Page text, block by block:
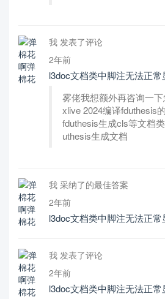
我 发表了评论
2年前
l3doc文档类中脚注无法正常
雾佬我想额外再咨询一
xlive 2024编译fduthesis
fduthesis生成cls等文档
uthesis生成文档
我 采纳了的最佳答案
2年前
l3doc文档类中脚注无法正常
我 发表了评论
2年前
l3doc文档类中脚注无法正常